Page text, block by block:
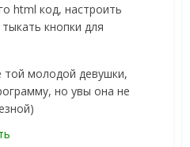
html код, настроить
кнопки для
молодой девушки,
но увы она не